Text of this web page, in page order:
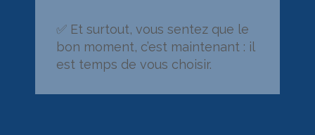
✅ Et surtout, vous sentez que le
bon moment, c’est maintenant : il
est temps de vous choisir.